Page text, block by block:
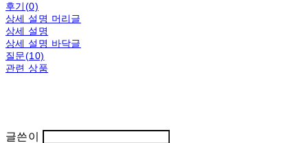
후기(0)
상세 설명 머리글
상세 설명
상세 설명 바닥글
질문(10)
관련 상품
글쓴이